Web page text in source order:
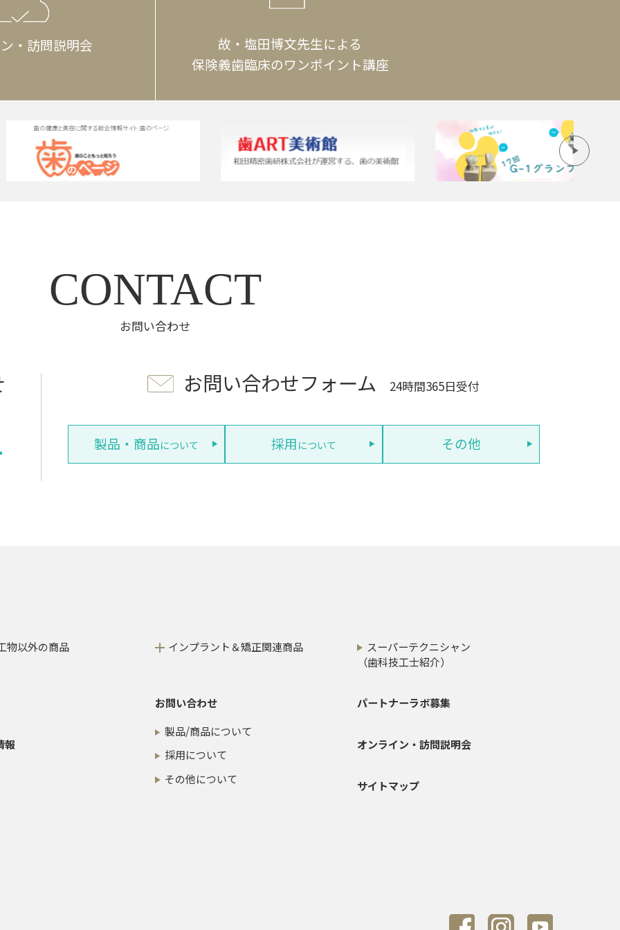
・訪問説明会
故・塩田博文先生による
保険義歯臨床のワンポイント講座
CONTACT
お問い合わせ
お問い合わせフォーム 24時間365日受付
製品・商品について 採用 について その他
物以外の商品 インプラント＆矯正関連商品
スーパーテクニシャン
（歯科技工士紹介）
報
お問い合わせ
製品/商品について
採用について
その他について
パートナーラボ募集
オンライン・訪問説明会
サイトマップ